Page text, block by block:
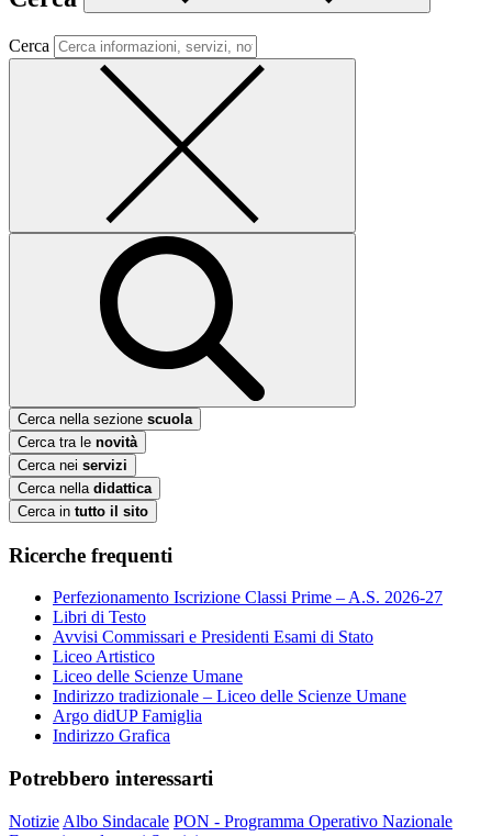
Cerca
Cerca nella sezione scuola
Cerca tra le novità
Cerca nei servizi
Cerca nella didattica
Cerca in tutto il sito
Ricerche frequenti
Perfezionamento Iscrizione Classi Prime – A.S. 2026-27
Libri di Testo
Avvisi Commissari e Presidenti Esami di Stato
Liceo Artistico
Liceo delle Scienze Umane
Indirizzo tradizionale – Liceo delle Scienze Umane
Argo didUP Famiglia
Indirizzo Grafica
Potrebbero interessarti
Notizie Albo Sindacale PON - Programma Operativo Nazionale